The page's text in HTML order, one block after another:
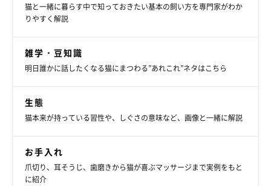
です。
※記事と写真に関連性はありませんので予めご了承ください。
猫と一緒に暮らす中で知っておきたい基本の飼い方を専門家がわか
りやすく解説
雑学・豆知識
明日誰かに話したくなる猫にまつわる”あれこれ”ネタはこちら
生態
猫本来が持っている習性や、しぐさの意味など、画像と一緒に解説
お手入れ
爪切り、耳そうじ、歯磨きから猫が喜ぶマッサージまで実例をもと
に紹介